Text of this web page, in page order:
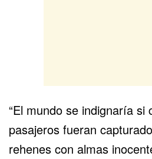
“El mundo se indignaría si
pasajeros fueran
rehenes con almas